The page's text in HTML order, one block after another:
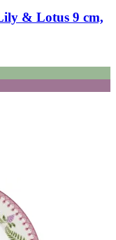
& Lotus 9 cm,